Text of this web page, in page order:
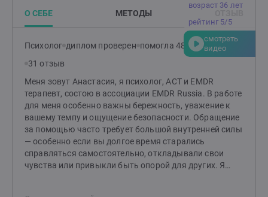
возраст 36 лет
рейтинг 5/5
смотреть
видео
О СЕБЕ МЕТОДЫ
Психолог диплом проверен помогла 48 клиентам
31 отзыв
Меня зовут Анастасия, я психолог, ACT и EMDR
терапевт, состою в ассоциации EMDR Russia. В работе
для меня особенно важны бережность, уважение к
вашему темпу и ощущение безопасности. Обращение
за помощью часто требует большой внутренней силы
— особенно если вы долгое время старались
справляться самостоятельно, откладывали свои
чувства или привыкли быть опорой для других. Я